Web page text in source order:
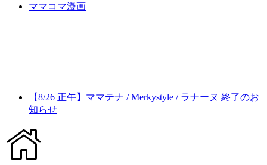
ママコマ漫画
【8/26 正午】ママテナ / Merkystyle / ラナーヌ 終了のお
知らせ